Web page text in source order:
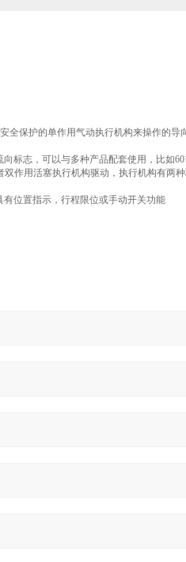
全保护的单作用气动执行机构来操作的导
标志，可以与多种产品配套使用，比如
双作用活塞执行机构驱动，执行机构有两
位置指示，行程限位或手动开关功能